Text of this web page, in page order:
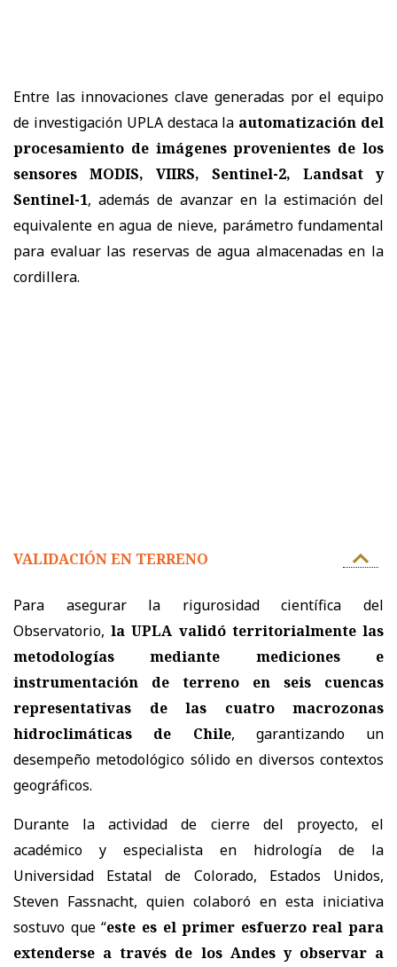
Entre las innovaciones clave generadas por el equipo
de investigación UPLA destaca la automatización del
procesamiento de imágenes provenientes de los
sensores MODIS, VIIRS, Sentinel-2, Landsat y
Sentinel-1, además de avanzar en la estimación del
equivalente en agua de nieve, parámetro fundamental
para evaluar las reservas de agua almacenadas en la
cordillera.
VALIDACIÓN EN TERRENO
Para asegurar la rigurosidad científica del
Observatorio, la UPLA validó territorialmente las
metodologías mediante mediciones e
instrumentación de terreno en seis cuencas
representativas de las cuatro macrozonas
hidroclimáticas de Chile, garantizando un
desempeño metodológico sólido en diversos contextos
geográficos.
Durante la actividad de cierre del proyecto, el
académico y especialista en hidrología de la
Universidad Estatal de Colorado, Estados Unidos,
Steven Fassnacht, quien colaboró en esta iniciativa
sostuvo que “este es el primer esfuerzo real para
extenderse a través de los Andes y observar a